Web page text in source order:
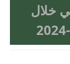
خلال